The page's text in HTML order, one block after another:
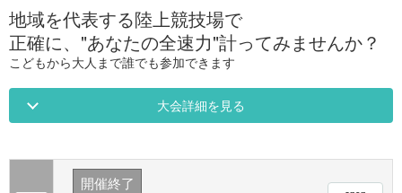
地域を代表する陸上競技場で
正確に、"あなたの全速力"計ってみませんか？
こどもから大人まで誰でも参加できます
大会詳細を見る
開催終了